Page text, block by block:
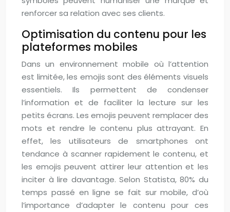
renforcer sa relation avec ses clients.
Optimisation du contenu pour les
plateformes mobiles
Dans un environnement mobile où l’attention
est limitée, les emojis sont des éléments visuels
essentiels. Ils permettent de condenser
l’information et de faciliter la lecture sur les
petits écrans. Les emojis peuvent remplacer des
mots et rendre le contenu plus attrayant. En
effet, les utilisateurs de smartphones ont
tendance à scanner rapidement le contenu, et
les emojis peuvent attirer leur attention et les
inciter à lire davantage. Selon Statista, 80% du
temps passé en ligne se fait sur mobile, d’où
l’importance d’adapter le contenu pour ces